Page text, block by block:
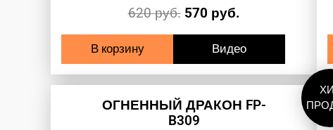
620руб. 570 руб.
В корзину Видео
ОГНЕННЫЙ ДРАКОН FP-
B309